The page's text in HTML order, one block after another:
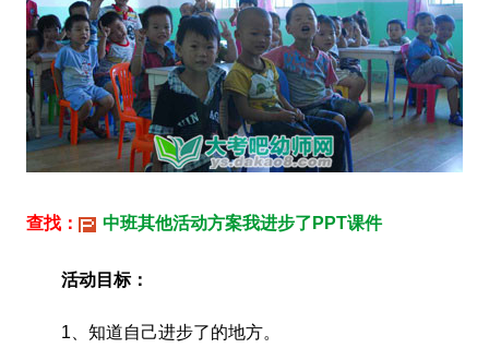
查找： 中班其他活动方案我进步了PPT课件
活动目标：
1、知道自己进步了的地方。